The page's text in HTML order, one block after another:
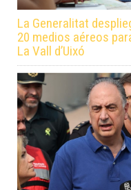
La Generalitat
20 medios aéreos
La Vall d’Uixó